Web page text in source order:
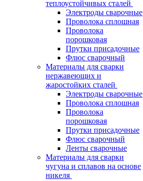
теплоустойчивых сталей
Электроды сварочные
Проволока сплошная
Проволока
порошковая
Прутки присадочные
Флюс сварочный
Материалы для сварки
нержавеющих и
жаростойких сталей
Электроды сварочные
Проволока сплошная
Проволока
порошковая
Прутки присадочные
Флюс сварочный
Ленты сварочные
Материалы для сварки
чугуна и сплавов на основе
никеля